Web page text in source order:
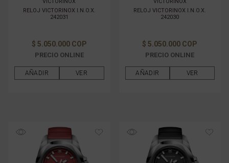
RELOJ VICTORINOX I.N.O.X.
242031
$ 5.050.000 COP
PRECIO ONLINE
AÑADIR VER
RELOJ VICTORINOX I.N.O.X.
242030
$ 5.050.000 COP
PRECIO ONLINE
AÑADIR VER